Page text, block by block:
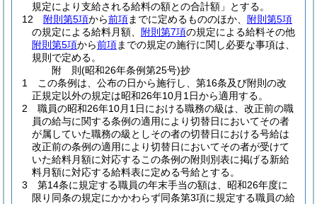
規定により支給される給料の額との合計額」とする。
12
附則第5項から前項までに定めるもののほか、
附則第5項
の規定による給料月額、
附則第7項の規定による給料その他
附則第5項から前項までの規定の施行に関し必要な事項は、
規則で定める。
附 則(昭和26年条例第25号)抄
1
この条例は、公布の日から施行し、第16条及び附則の改
正規定以外の規定は昭和26年10月1日から適用する。
2
職員の昭和26年10月1日における職務の級は、改正前の職
員の給与に関する条例の適用により切替日においてその者
が属していた職務の級としその者の切替日における号給は
改正前の条例の適用により切替日においてその者が受けて
いた給料月額に対応するこの条例の附則別表に掲げる新給
料月額に対応する給料表に定める号給とする。
3
第14条に規定する職員の年末手当の額は、昭和26年度に
限り同条の規定にかかわらず同条第3項に規定する職員の給